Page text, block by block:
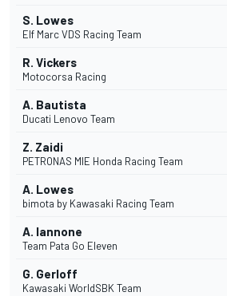
S. Lowes
Elf Marc VDS Racing Team
R. Vickers
Motocorsa Racing
A. Bautista
Ducati Lenovo Team
Z. Zaidi
PETRONAS MIE Honda Racing Team
A. Lowes
bimota by Kawasaki Racing Team
A. Iannone
Team Pata Go Eleven
G. Gerloff
Kawasaki WorldSBK Team